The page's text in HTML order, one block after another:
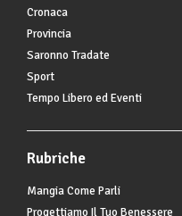
Cronaca
Provincia
Saronno Tradate
Sport
Tempo Libero ed Eventi
Rubriche
Mangia Come Parli
Progettiamo Il Tuo Benessere